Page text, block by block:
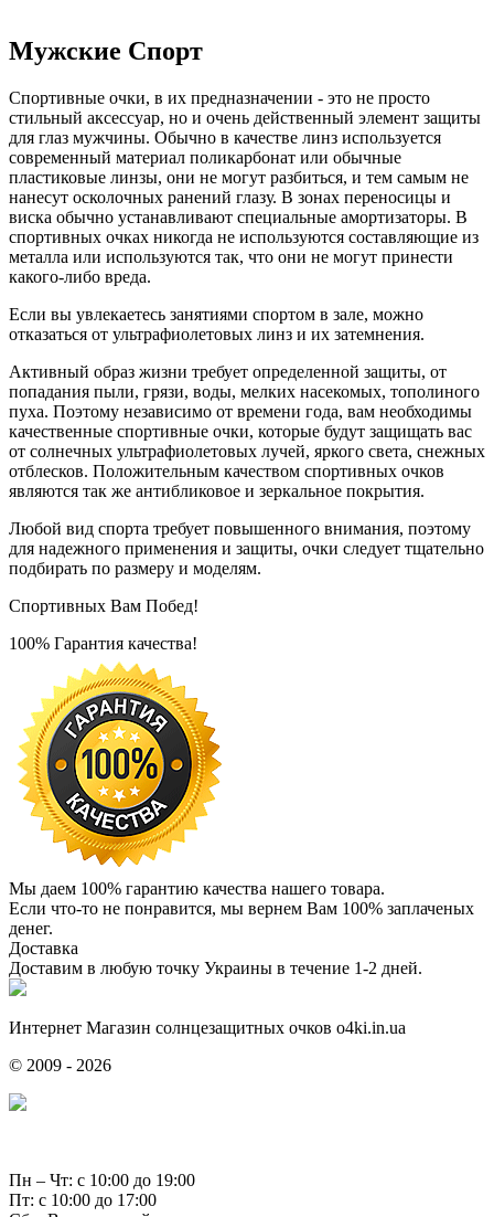
Мужские Спорт
Спортивные очки, в их предназначении - это не просто
стильный аксессуар, но и очень действенный элемент защиты
для глаз мужчины. Обычно в качестве линз используется
современный материал поликарбонат или обычные
пластиковые линзы, они не могут разбиться, и тем самым не
нанесут осколочных ранений глазу. В зонах переносицы и
виска обычно устанавливают специальные амортизаторы. В
спортивных очках никогда не используются составляющие из
металла или используются так, что они не могут принести
какого-либо вреда.
Если вы увлекаетесь занятиями спортом в зале, можно
отказаться от ультрафиолетовых линз и их затемнения.
Активный образ жизни требует определенной защиты, от
попадания пыли, грязи, воды, мелких насекомых, тополиного
пуха. Поэтому независимо от времени года, вам необходимы
качественные спортивные очки, которые будут защищать вас
от солнечных ультрафиолетовых лучей, яркого света, снежных
отблесков. Положительным качеством спортивных очков
являются так же антибликовое и зеркальное покрытия.
Любой вид спорта требует повышенного внимания, поэтому
для надежного применения и защиты, очки следует тщательно
подбирать по размеру и моделям.
Спортивных Вам Побед!
100% Гарантия качества!
Мы даем 100% гарантию качества нашего товара.
Если что-то не понравится, мы вернем Вам 100% заплаченых
денег.
Доставка
Доставим в любую точку Украины в течение 1-2 дней.
Интернет Магазин солнцезащитных очков o4ki.in.ua
© 2009 - 2026
Пн – Чт: с 10:00 до 19:00
Пт: с 10:00 до 17:00